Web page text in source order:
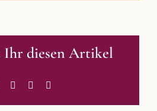
Ihr diesen Artikel
WhatsApp
TumblrPinterest
Kaiser